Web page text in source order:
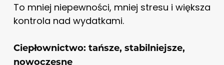
To mniej niepewności, mniej stresu i większa
kontrola nad wydatkami.
Ciepłownictwo: tańsze, stabilniejsze,
nowoczesne